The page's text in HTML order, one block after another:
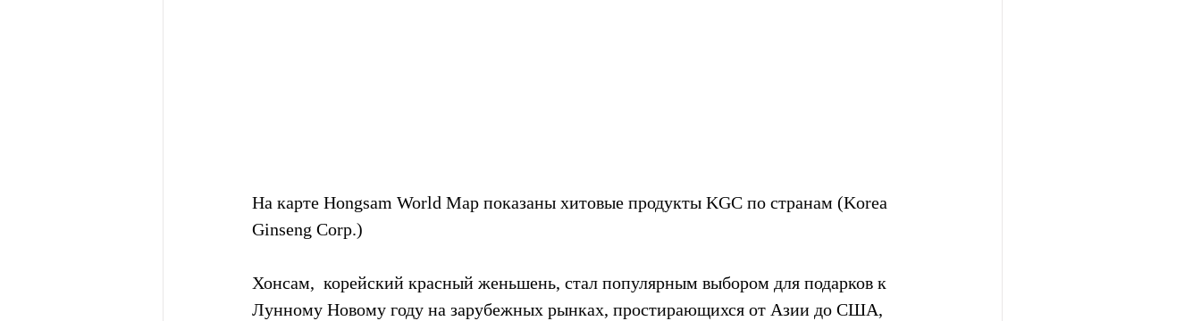
На карте Hongsam World Map показаны хитовые продукты KGC по странам (Korea
Ginseng Corp.)
Хонсам,  корейский красный женьшень, стал популярным выбором для подарков к
Лунному Новому году на зарубежных рынках, простирающихся от Азии до США,